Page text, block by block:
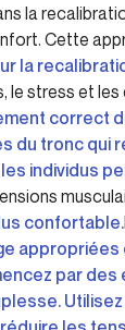
la
Cette
la
le stress et les
correct
du tronc qui
individus
confortable.
appropriées
par